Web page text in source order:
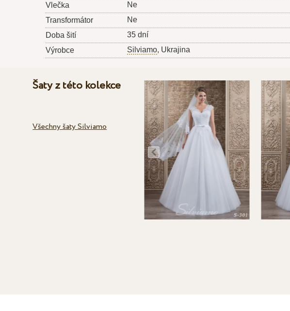
Vlečka
Ne
Transformátor
Ne
Doba šití
35 dní
Výrobce
Silviamo, Ukrajina
Šaty z této kolekce
Všechny šaty Silviamo